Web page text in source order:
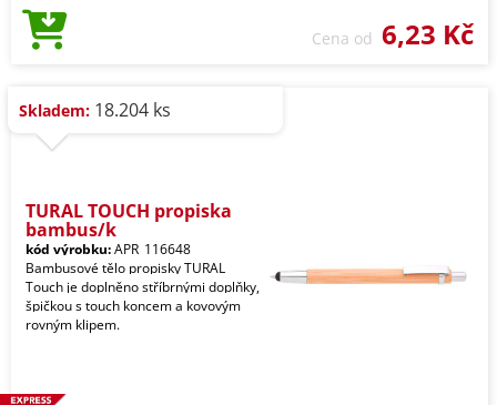
Cena od 6,23 Kč
Skladem: 18.204 ks
TURAL TOUCH propiska
bambus/k
kód výrobku:APR_116648
Bambusové tělo propisky TURAL
Touch je doplněno stříbrnými doplňky,
špičkou s touch koncem a kovovým
rovným klipem.